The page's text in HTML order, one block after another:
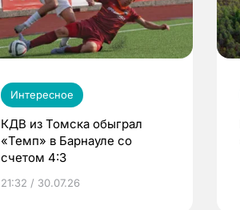
Интересное
КДВ из Томска обыграл
«Темп» в Барнауле со
счетом 4:3
21:32 / 30.07.26